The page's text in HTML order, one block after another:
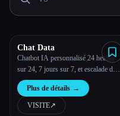
Chat Data
Chatbot IA personnalisé 24 heures
sur 24, 7 jours sur 7, et escalade du
chat en direct
Plus de détails →
VISITE↗︎